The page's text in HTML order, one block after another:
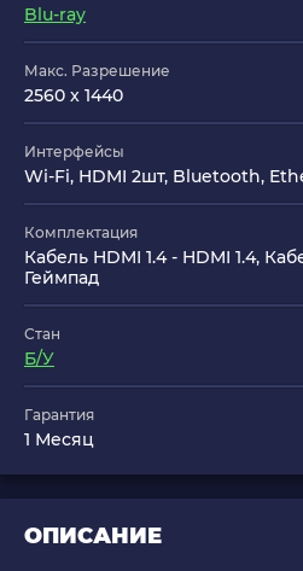
Blu-ray
Макс. Разрешение
2560 x 1440
Интерфейсы
Wi-Fi, HDMI 2шт, Bluetooth,
Комплектация
Кабель HDMI 1.4 - HDMI 1.4,
Геймпад
Стан
Б/У
Гарантия
1 Месяц
ОПИСАНИЕ